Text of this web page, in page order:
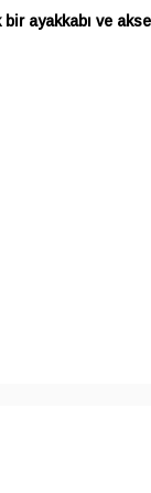
ayakkabı ve